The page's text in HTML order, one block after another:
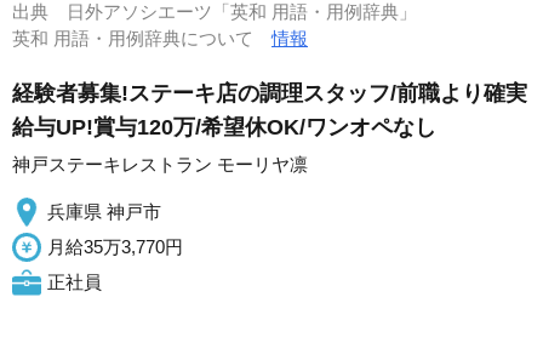
出典
日外アソシエーツ「英和 用語・用例辞典」
英和 用語・用例辞典について情報
経験者募集!ステーキ店の調理スタッフ/前職より確実
給与UP!賞与120万/希望休OK/ワンオペなし
神戸ステーキレストラン モーリヤ凛
兵庫県 神戸市
月給35万3,770円
正社員